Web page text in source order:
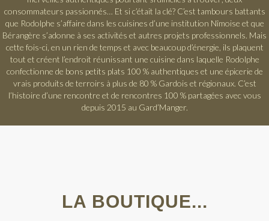
consommateurs passionnés… Et si c’était la clé? C’est tambours battants
que Rodolphe s’affaire dans les cuisines d’une institution Nîmoise et que
Bérangère s’adonne à ses activités et autres projets professionnels. Mais
cette fois-ci, en un rien de temps et avec beaucoup d’énergie, ils plaquent
tout et créent l’endroit réunissant une cuisine dans laquelle Rodolphe
confectionne de bons petits plats 100 % authentiques et une épicerie de
vrais produits de terroirs à plus de 80 % Gardois et régionaux. C’est
l’histoire d’une rencontre et de rencontres 100 % partagées avec vous
depuis 2015 au Gard’Manger.
LA BOUTIQUE...